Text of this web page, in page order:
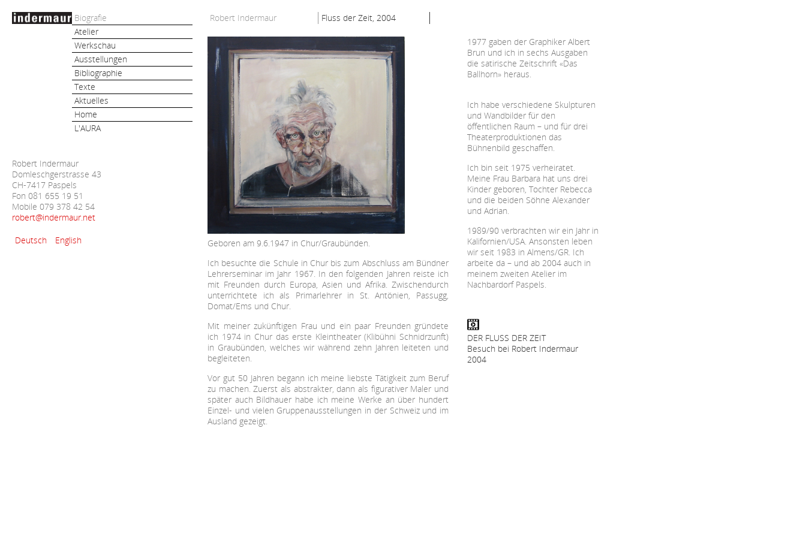
Biografie
Atelier
Werkschau
Ausstellungen
Bibliographie
Texte
Aktuelles
Home
L'AURA
Robert Indermaur
Domleschgerstrasse 43
CH-7417 Paspels
Fon 081 655 19 51
Mobile 079 378 42 54
robert@indermaur.net
Deutsch
English
Robert Indermaur Fluss der Zeit, 2004
1977 gaben der Graphiker Albert
Brun und ich in sechs Ausgaben
die satirische Zeitschrift «Das
Ballhorn» heraus.
Ich habe verschiedene Skulpturen
und Wandbilder für den
öffentlichen Raum – und für drei
Theaterproduktionen das
Bühnenbild geschaffen.
Ich bin seit 1975 verheiratet.
Meine Frau Barbara hat uns drei
Kinder geboren, Tochter Rebecca
und die beiden Söhne Alexander
und Adrian.
1989/90 verbrachten wir ein Jahr in
Kalifornien/USA. Ansonsten leben
wir seit 1983 in Almens/GR. Ich
arbeite da – und ab 2004 auch in
meinem zweiten Atelier im
Nachbardorf Paspels.
DER FLUSS DER ZEIT
Besuch bei Robert Indermaur
2004
Geboren am 9.6.1947 in Chur/Graubünden.
Ich besuchte die Schule in Chur bis zum Abschluss am Bündner
Lehrerseminar im Jahr 1967. In den folgenden Jahren reiste ich
mit Freunden durch Europa, Asien und Afrika. Zwischendurch
unterrichtete ich als Primarlehrer in St. Antönien, Passugg,
Domat/Ems und Chur.
Mit meiner zukünftigen Frau und ein paar Freunden gründete
ich 1974 in Chur das erste Kleintheater (Klibühni Schnidrzunft)
in Graubünden, welches wir während zehn Jahren leiteten und
begleiteten.
Vor gut 50 Jahren begann ich meine liebste Tätigkeit zum Beruf
zu machen. Zuerst als abstrakter, dann als figurativer Maler und
später auch Bildhauer habe ich meine Werke an über hundert
Einzel- und vielen Gruppenausstellungen in der Schweiz und im
Ausland gezeigt.